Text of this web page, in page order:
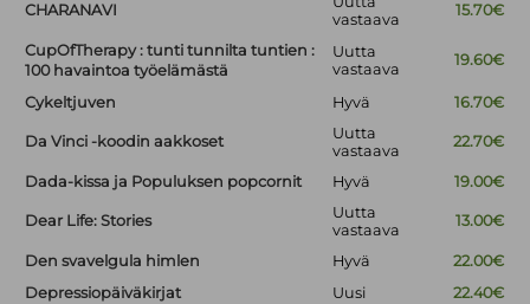
CHARANAVI
vastaava
15.70€
CupOfTherapy : tunti tunnilta tuntien :
100 havaintoa työelämästä
Uutta
vastaava
19.60€
Cykeltjuven Hyvä 16.70€
Da Vinci -koodin aakkoset
Uutta
vastaava
22.70€
Dada-kissa ja Populuksen popcornit Hyvä 19.00€
Dear Life: Stories
Uutta
vastaava
13.00€
Den svavelgula himlen Hyvä
22.00€
Depressiopäiväkirjat
Uusi
22.40€